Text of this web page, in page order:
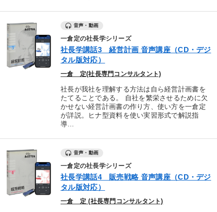
音声・動画
一倉定の社長学シリーズ
社長学講話3 経営計画 音声講座（CD・デジ
タル版対応）
一倉 定(社長専門コンサルタント)
社長が我社を理解する方法は自ら経営計画書を
たてることである。 自社を繁栄させるために欠
かせない経営計画書の作り方、使い方を一倉定
が詳説。ヒナ型資料を使い実習形式で解説指
導…
音声・動画
一倉定の社長学シリーズ
社長学講話4 販売戦略 音声講座（CD・デジ
タル版対応）
一倉 定 (社長専門コンサルタント)